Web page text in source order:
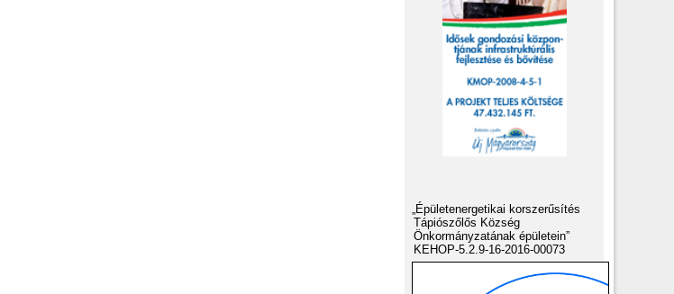
„Épületenergetikai korszerűsítés
Tápiószőlős Község
Önkormányzatának épületein”
KEHOP-5.2.9-16-2016-00073